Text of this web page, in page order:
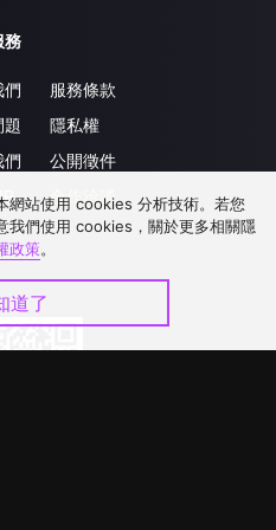
務
們
題
們
服務條款
隱私權
公開徵件
合作洽談
網站使用 cookies 分析技術。若您
我們使用 cookies，關於更多相關隱
政策。
道了